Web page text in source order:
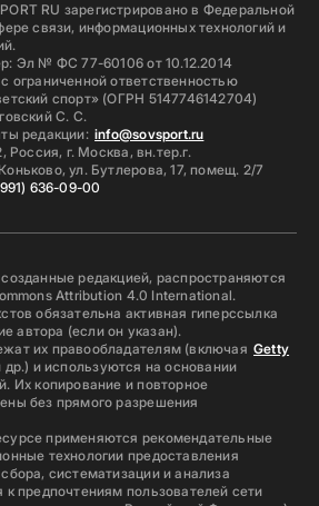
RU зарегистрировано в Федеральной
связи, информационных технологий и
Эл № ФС 77-60106 от 10.12.2014
ограниченной ответственностью
спорт» (ОГРН 5147746142704)
С. С.
редакции: info@sovsport.ru
Россия, г. Москва, вн.тер.г.
ул. Бутлерова, 17, помещ. 2/7
636-09-00
редакцией, распространяются
Attribution 4.0 International.
обязательна активная гиперссылка
автора (если он указан).
их правообладателям (включая Getty
и используются на основании
Их копирование и повторное
без прямого разрешения
применяются рекомендательные
технологии предоставления
систематизации и анализа
предпочтениям пользователей сети